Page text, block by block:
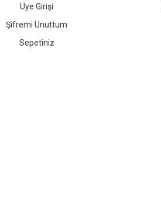
Üye Girişi
Şifremi Unuttum
Sepetiniz